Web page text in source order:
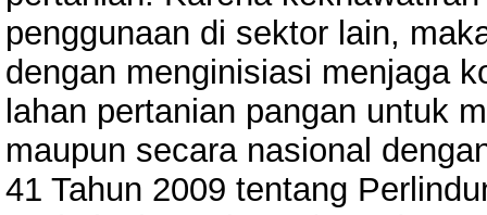
penggunaan di sektor lain,
dengan menginisiasi menjaga
lahan pertanian pangan untuk
maupun secara nasional
41 Tahun 2009 tentang